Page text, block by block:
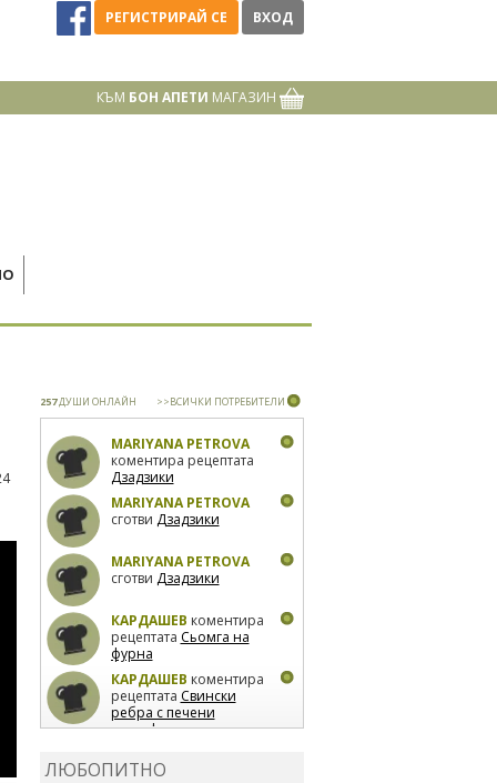
РЕГИСТРИРАЙ СЕ ВХОД
КЪМ БОН АПЕТИ МАГАЗИН
257ДУШИ ОНЛАЙН >>ВСИЧКИ ПОТРЕБИТЕЛИ
MARIYANA PETROVA
коментира рецептата
Дзадзики
MARIYANA PETROVA
сготви Дзадзики
MARIYANA PETROVA
сготви Дзадзики
КАРДАШЕВ коментира
рецептата Сьомга на
фурна
КАРДАШЕВ коментира
рецептата Свински
ребра с печени
картофи
лимон
ЛЮБОПИТНО